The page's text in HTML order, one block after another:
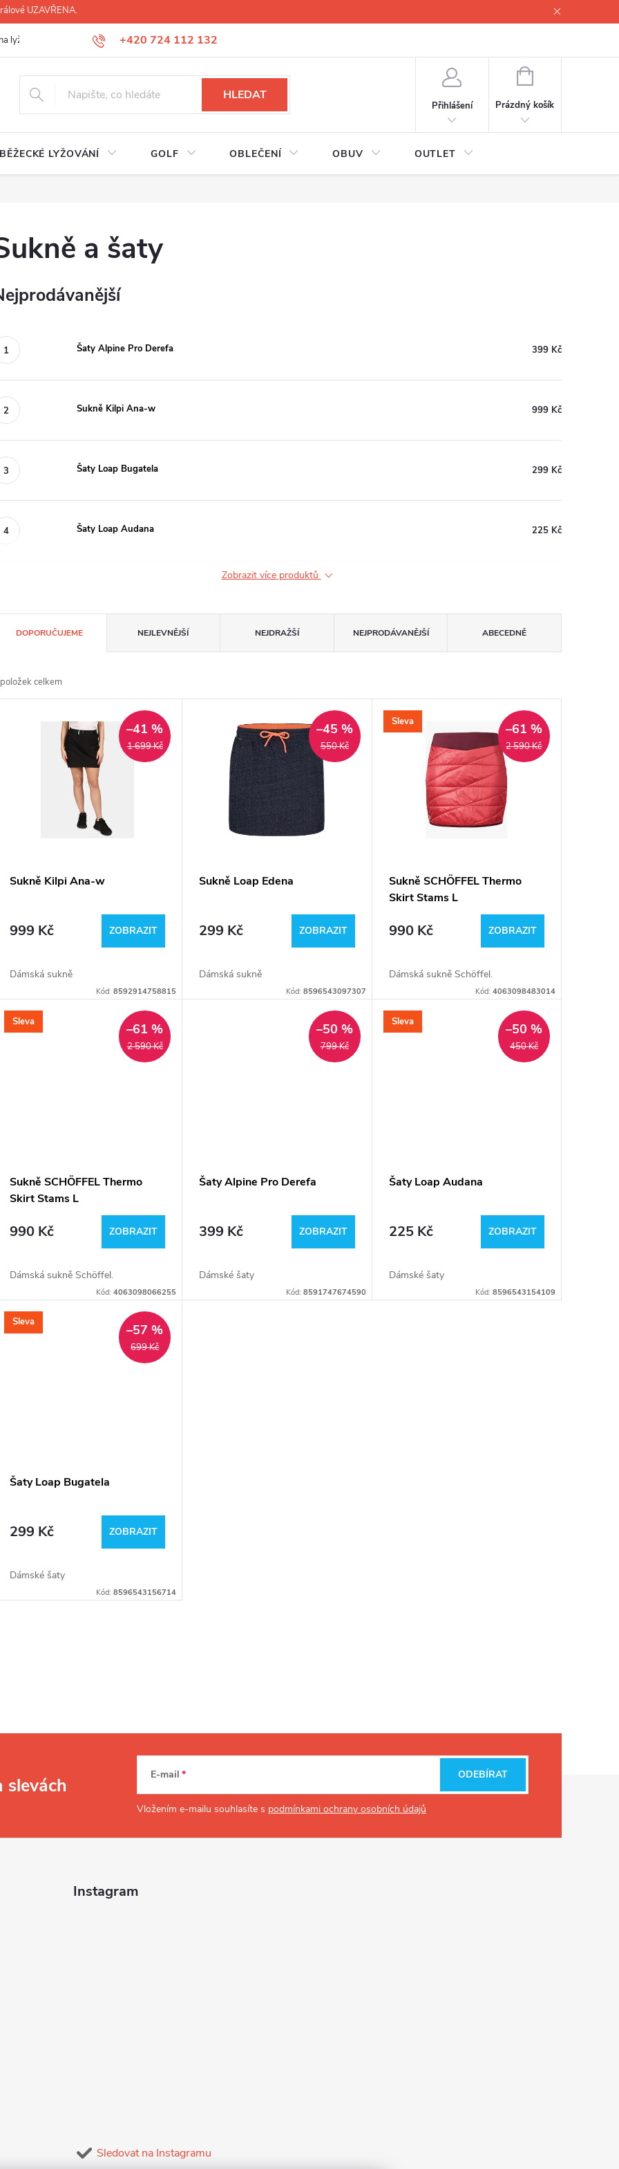
UZAVŘENA.
+420 724 112 132
lyží, lyžáků, běžek Úprava lyžáků na míru
HLEDAT
Přihlášení
NÁKUPNÍ
Prázdný košík
BĚŽECKÉ LYŽOVÁNÍ GOLF OBLEČENÍ OBUV OUTLET
a šaty
Šaty Alpine Pro Derefa 399 Kč
Sukně Kilpi Ana-w 999 Kč
Šaty Loap Bugatela 299 Kč
Šaty Loap Audana 225 Kč
Zobrazit více produktů
DOPORUČUJEME NEJLEVNĚJŠÍ NEJDRAŽŠÍ NEJPRODÁVANĚJŠÍ ABECEDNĚ
položek celkem
u
1 699 Kč
–41 %
Sukně Kilpi Ana-w
999 Kč ZOBRAZIT
Dámská sukně
Kód:8592914758815
550 Kč
–45 %
Sukně Loap Edena
299 Kč ZOBRAZIT
Dámská sukně
Kód: 8596543097307
Sleva
2 590 Kč
–61 %
Sukně SCHÖFFEL Thermo
Skirt Stams L
990 Kč ZOBRAZIT
Dámská sukně Schöffel.
Kód: 4063098483014
Sleva
2 590 Kč
–61 %
Sukně SCHÖFFEL Thermo
Skirt Stams L
990 Kč ZOBRAZIT
Dámská sukně Schöffel.
Kód:4063098066255
799 Kč
–50 %
Šaty Alpine Pro Derefa
399 Kč ZOBRAZIT
Dámské šaty
Kód: 8591747674590
Sleva
450 Kč
–50 %
Šaty Loap Audana
225 Kč ZOBRAZIT
Dámské šaty
Kód: 8596543154109
Sleva
699 Kč
–57 %
Šaty Loap Bugatela
299 Kč ZOBRAZIT
Dámské šaty
Kód:8596543156714
slevách E-mail
Vložením e-mailu souhlasíte s podmínkami ochrany osobních údajů
ODEBÍRAT
Instagram
Sledovat na Instagramu